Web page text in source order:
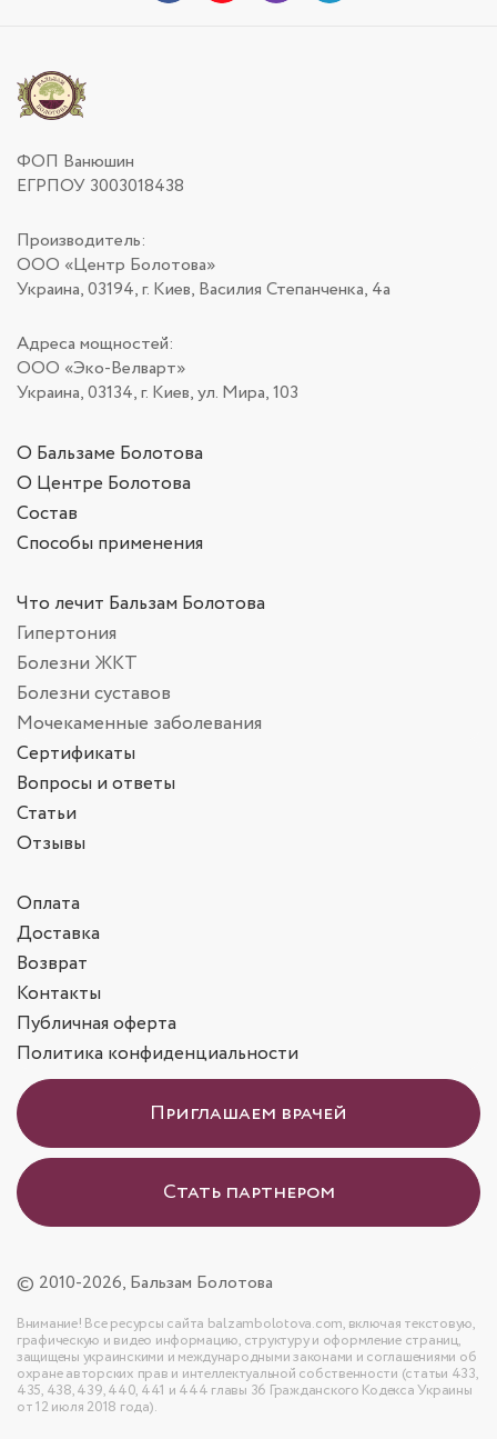
ФОП Ванюшин
ЕГРПОУ 3003018438
Производитель:
ООО «Центр Болотова»
Украина, 03194, г. Киев, Василия Степанченка, 4а
Адреса мощностей:
ООО «Эко-Велварт»
Украина, 03134, г. Киев, ул. Мира, 103
О Бальзаме Болотова
О Центре Болотова
Состав
Способы применения
Что лечит Бальзам Болотова
Гипертония
Болезни ЖКТ
Болезни суставов
Мочекаменные заболевания
Сертификаты
Вопросы и ответы
Статьи
Отзывы
Оплата
Доставка
Возврат
Контакты
Публичная оферта
Политика конфиденциальности
Приглашаем врачей
Стать партнером
© 2010-2026, Бальзам Болотова
Внимание! Все ресурсы сайта balzambolotova.com, включая текстовую,
графическую и видео информацию, структуру и оформление страниц,
защищены украинскими и международными законами и соглашениями об
охране авторских прав и интеллектуальной собственности (статьи 433,
435, 438, 439, 440, 441 и 444 главы 36 Гражданского Кодекса Украины
от 12 июля 2018 года).